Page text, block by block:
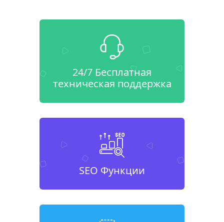
24/7 Бесплатная
техническая поддержка
SEO Функции